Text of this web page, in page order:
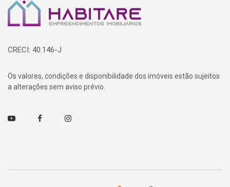
CRECI: 40.146-J
Os valores, condições e disponibilidade dos imóveis estão sujeitos
a alterações sem aviso prévio.
Youtube FacebookInstagram